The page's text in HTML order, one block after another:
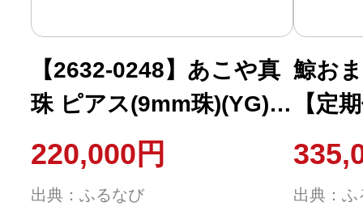
【2632-0248】あこや真
珠 ピアス(9mm珠)(YG)
S-20
220,000円
出典：ふるなび
鯨お
【定
12月
以上
出典：ふ